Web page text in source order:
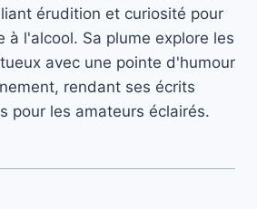
érudition et curiosité pour
à l'alcool. Sa plume explore les
avec une pointe d'humour
rendant ses écrits
pour les amateurs éclairés.